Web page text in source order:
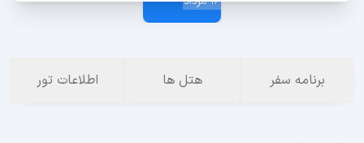
برنامه سفر هتل ها اطلاعات تور